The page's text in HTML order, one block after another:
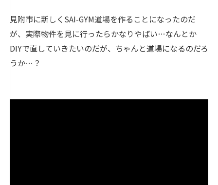
見附市に新しくSAI-GYM道場を作ることになったのだ
が、実際物件を見に行ったらかなりやばい…なんとか
DIYで直していきたいのだが、ちゃんと道場になるのだろ
うか…？